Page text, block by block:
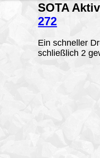
SOTA
272
Ein schneller
schließlich 2